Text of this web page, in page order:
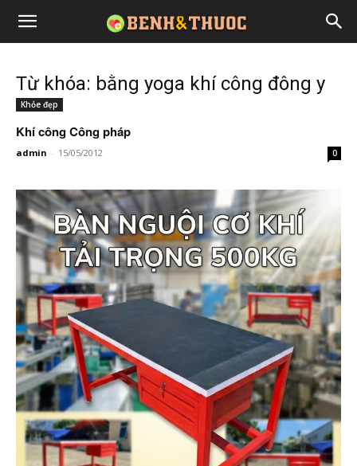
Từ khóa: bằng yoga khí công đông y
Khỏe đẹp
Khí công Công pháp
admin - 15/05/2012 0